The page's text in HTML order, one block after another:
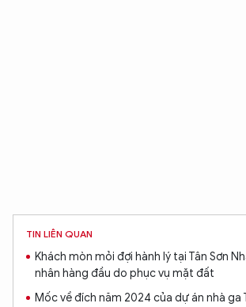
TIN LIÊN QUAN
Khách mòn mỏi đợi hành lý tại Tân Sơn
nhân hàng đầu do phục vụ mặt đất
Mốc về đích năm 2024 của dự án nhà ga